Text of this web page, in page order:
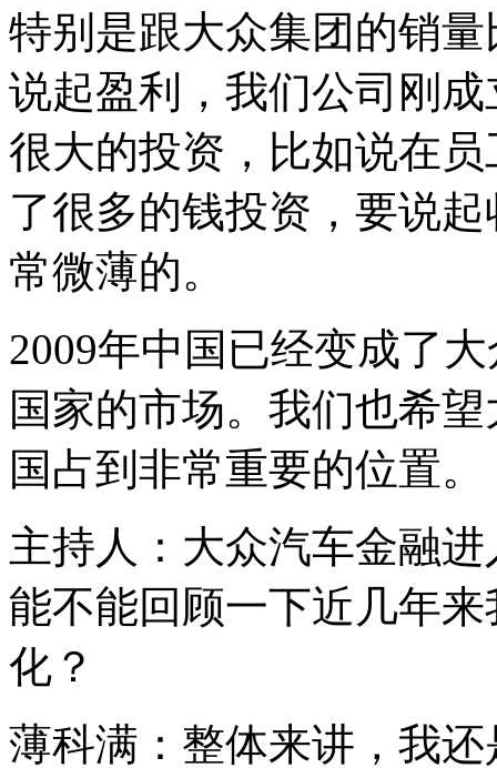
特别是跟大众集团的销
说起盈利，我们公司刚
很大的投资，比如说在
了很多的钱投资，要说
常微薄的。
2009年中国已经变成了
国家的市场。我们也希
国占到非常重要的位置。
主持人：大众汽车金融
能不能回顾一下近几年
化？
薄科满：整体来讲，我